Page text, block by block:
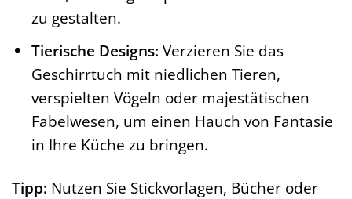
zu gestalten.
Tierische Designs: Verzieren Sie das
Geschirrtuch mit niedlichen Tieren,
verspielten Vögeln oder majestätischen
Fabelwesen, um einen Hauch von Fantasie
in Ihre Küche zu bringen.
Tipp: Nutzen Sie Stickvorlagen, Bücher oder